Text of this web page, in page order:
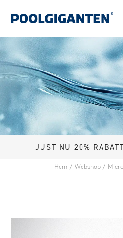
JUST NU 20% RABATT VID
Hem / Webshop /